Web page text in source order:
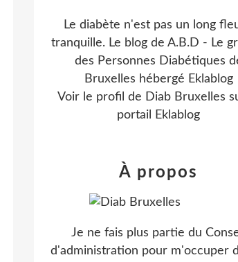
Le diabète n'est pas un long
tranquille. Le blog de A.B.D - Le
des Personnes Diabétiques
Bruxelles hébergé Eklablog
Voir le profil de Diab Bruxelles
portail Eklablog
À propos
Je ne fais plus partie du
d'administration pour m'occuper